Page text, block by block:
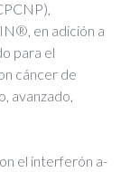
en adición a
para el
cáncer de
avanzado,
el interferón a-